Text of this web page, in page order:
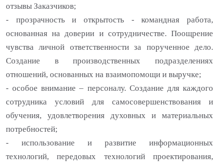
отзывы Заказчиков;
- прозрачность и открытость - командная работа,
основанная на доверии и сотрудничестве. Поощрение
чувства личной ответственности за порученное дело.
Создание в производственных подразделениях
отношений, основанных на взаимопомощи и выручке;
- особое внимание – персоналу. Создание для каждого
сотрудника условий для самосовершенствования и
обучения, удовлетворения духовных и материальных
потребностей;
- использование и развитие информационных
технологий, передовых технологий проектирования,